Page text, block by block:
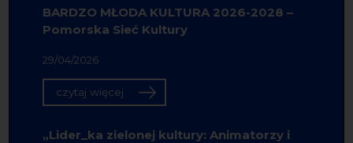
BARDZO MŁODA KULTURA 2026-2028 –
Pomorska Sieć Kultury
29/04/2026
czytaj więcej
„Lider_ka zielonej kultury: Animatorzy i